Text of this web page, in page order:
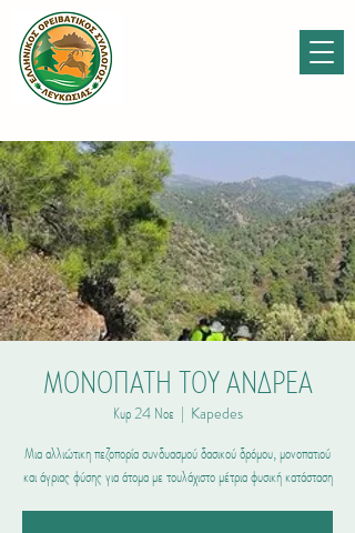
ΜΟΝΟΠΑΤΗ ΤΟΥ ΑΝΔΡΕΑ
Κυρ 24 Νοε
  |
Kapedes
Μια αλλιώτικη πεζοπορία συνδυασμού δασικού δρόμου, μονοπατιού
και άγριας φύσης για άτομα με τουλάχιστο μέτρια φυσική κατάσταση